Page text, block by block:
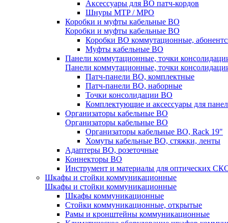
Аксессуары для ВО патч-кордов
Шнуры MTP / MPO
Коробки и муфты кабельные ВО
Коробки и муфты кабельные ВО
Коробки ВО коммутационные,
Муфты кабельные ВО
Панели коммутационные, точки
Панели коммутационные, точки
Патч-панели ВО, комплектные
Патч-панели ВО, наборные
Точки консолидации ВО
Комплектующие и аксессуары для
Организаторы кабельные ВО
Организаторы кабельные ВО
Организаторы кабельные ВО, Rack 19"
Хомуты кабельные ВО, стяжки, ленты
Адаптеры ВО, розеточные
Коннекторы ВО
Инструмент и материалы для оптических
Шкафы и стойки коммуникационные
Шкафы и стойки коммуникационные
Шкафы коммуникационные
Стойки коммуникационные, открытые
Рамы и кронштейны коммуникационные